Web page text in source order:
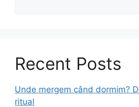
Recent Posts
Unde mergem când dormim?
ritual